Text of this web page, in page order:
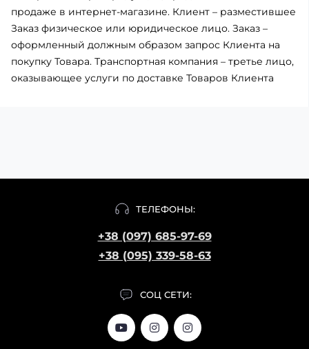
продаже в интернет-магазине. Клиент – разместившее
Заказ физическое или юридическое лицо. Заказ –
оформленный должным образом запрос Клиента на
покупку Товара. Транспортная компания – третье лицо,
оказывающее услуги по доставке Товаров Клиента
ТЕЛЕФОНЫ:
+38 (097) 685-97-69
+38 (095) 339-58-63
СОЦ СЕТИ: